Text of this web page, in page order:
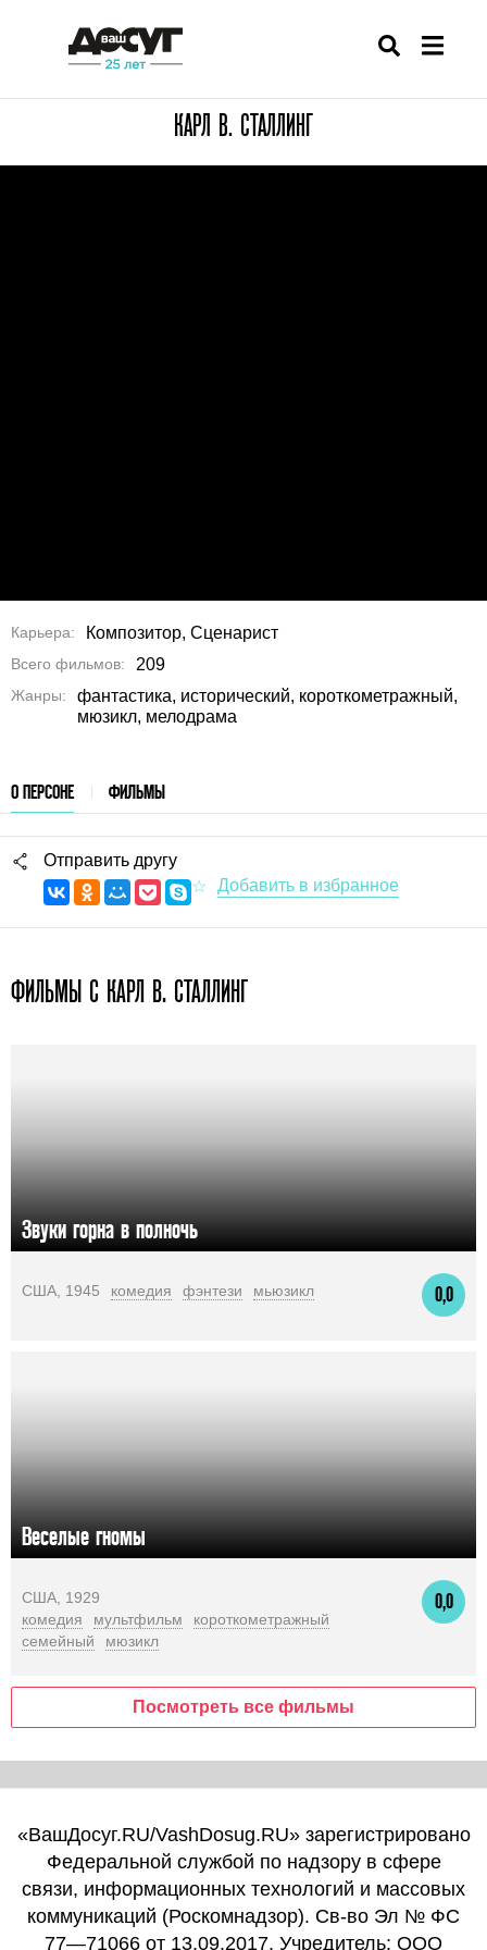
КАРЛ В. СТАЛЛИНГ
Карьера Композитор, Сценарист
Всего фильмов 209
Жанры
фантастика, исторический, короткометражный,
мюзикл, мелодрама
О ПЕРСОНЕ ФИЛЬМЫ
Отправить другу
ФИЛЬМЫ С КАРЛ В. СТАЛЛИНГ
Звуки горна в полночь
0,0
США, 1945 комедия фэнтези мьюзикл
Веселые гномы
0,0
США, 1929
комедия
мультфильм
короткометражный
семейный
мюзикл
Посмотреть все фильмы
«ВашДосуг.RU/VashDosug.RU» зарегистрировано
Федеральной службой по надзору в сфере
связи, информационных технологий и массовых
коммуникаций (Роскомнадзор). Св-во Эл № ФС
77—71066 от 13.09.2017. Учредитель: ООО